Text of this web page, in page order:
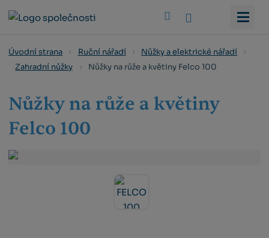
Úvodní strana Ruční nářadí
Nůžky a elektrické nářadí
Zahradní nůžky
Nůžky na růže a květiny Felco 100
Nůžky na růže a květiny
Felco 100